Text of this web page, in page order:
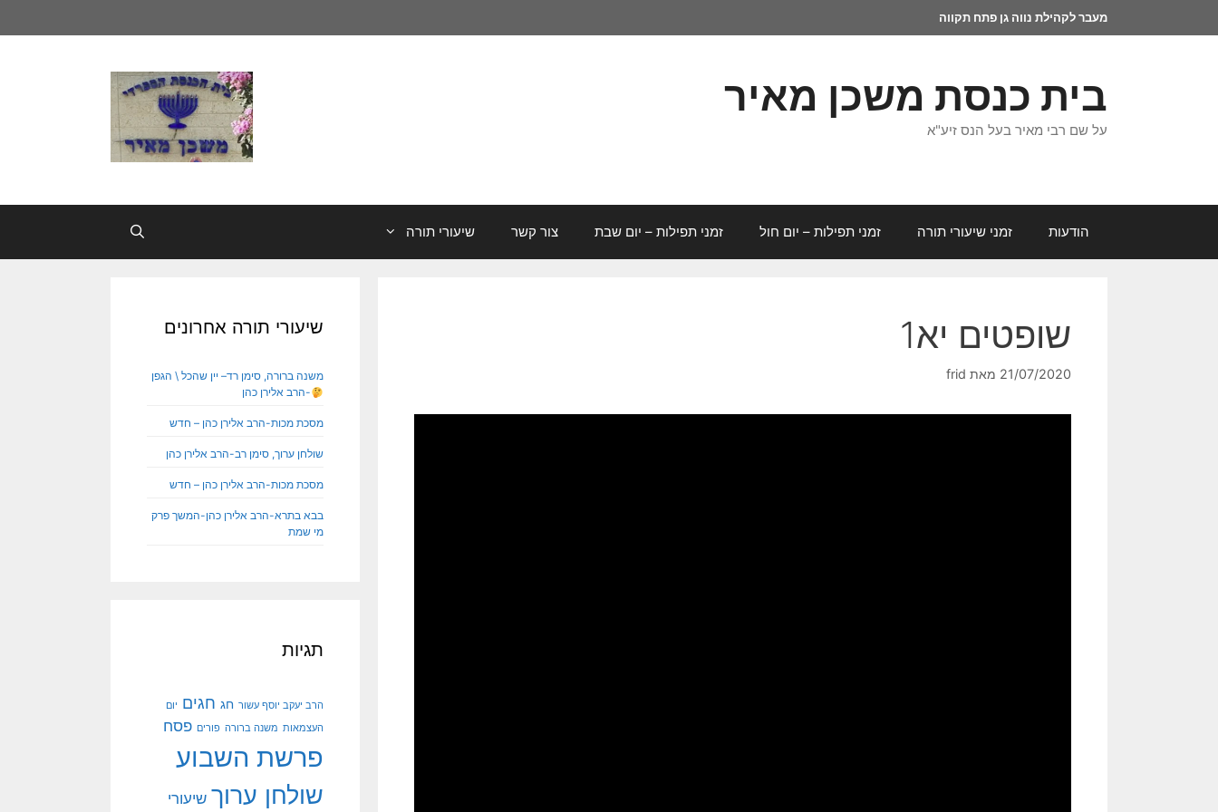
מעבר לקהילת נווה גן פתח תקווה
בית כנסת משכן מאיר
על שם רבי מאיר בעל הנס זיע"א
הודעות זמני שיעורי תורה זמני תפילות – יום חול זמני תפילות – יום שבת צור קשר שיעורי תורה
שופטים יא1
21/07/2020 מאת frid
שיעורי תורה אחרונים
משנה ברורה, סימן רד– יין שהכל \ הגפן
-הרב אלירן כהן
מסכת מכות-הרב אלירן כהן – חדש
שולחן ערוך, סימן רב-הרב אלירן כהן
מסכת מכות-הרב אלירן כהן – חדש
בבא בתרא-הרב אלירן כהן-המשך פרק
מי שמת
תגיות
הרב יעקב יוסף עשור חג חגים יום
העצמאות משנה ברורה פורים פסח
פרשת השבוע
שולחן ערוך שיעורי